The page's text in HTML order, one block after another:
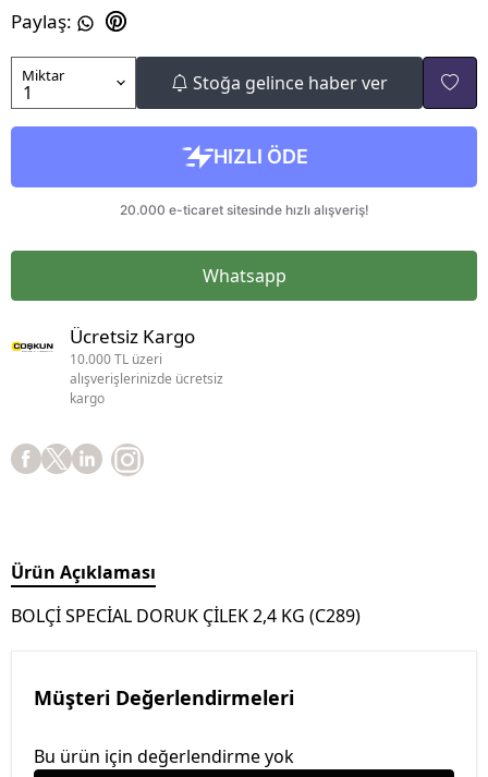
Paylaş:
Miktar Stoğa gelince haber ver
Whatsapp
Ücretsiz Kargo
10.000 TL üzeri
alışverişlerinizde ücretsiz
kargo
Ürün Açıklaması
BOLÇİ SPECİAL DORUK ÇİLEK 2,4 KG (C289)
Müşteri Değerlendirmeleri
Bu ürün için değerlendirme yok